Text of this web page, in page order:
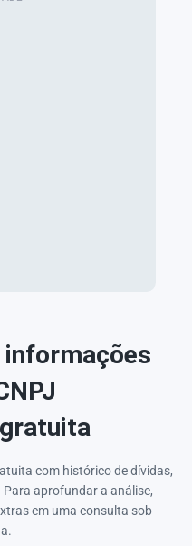
com histórico de dívidas,
aprofundar a análise,
em uma consulta sob